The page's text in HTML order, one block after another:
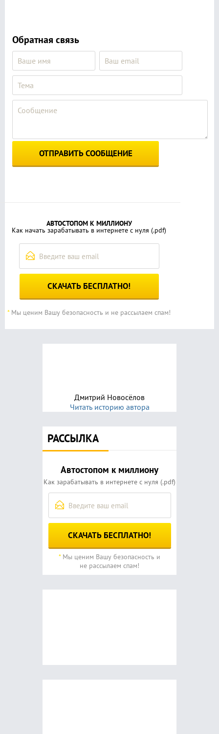
Обратная связь
ОТПРАВИТЬ СООБЩЕНИЕ
АВТОСТОПОМ К МИЛЛИОНУ
Как начать зарабатывать в интернете с нуля (.pdf)
*Мы ценим Вашу безопасность и не рассылаем спам!
Дмитрий Новосёлов
Читать историю автора
РАССЫЛКА
Автостопом к миллиону
Как зарабатывать в интернете с нуля (.pdf)
*Мы ценим Вашу безопасность и
не рассылаем спам!